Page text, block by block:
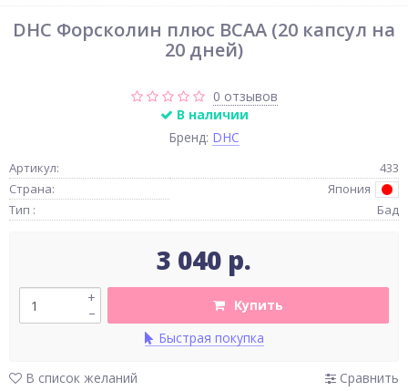
DHC Форсколин плюс BCAA (20 капсул на
20 дней)
0 отзывов
В наличии
Бренд: DHC
Артикул:
433
Страна:
Япония
Тип :
Бад
3 040 р.
–
+
Купить
Быстрая покупка
В список желаний Сравнить